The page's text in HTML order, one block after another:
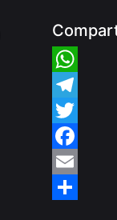
WhatsApp
Telegram
Twitter
Facebook
Email